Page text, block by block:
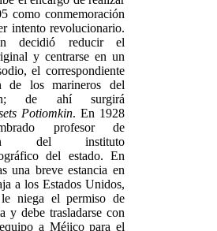
como conmemoración
intento revolucionario.
decidió reducir el
y centrarse en un
el correspondiente
de los marineros del
de ahí surgirá
Potiomkin. En 1928
profesor de
del instituto
del estado. En
una breve estancia en
a los Estados Unidos,
niega el permiso de
y debe trasladarse con
a Méjico para el